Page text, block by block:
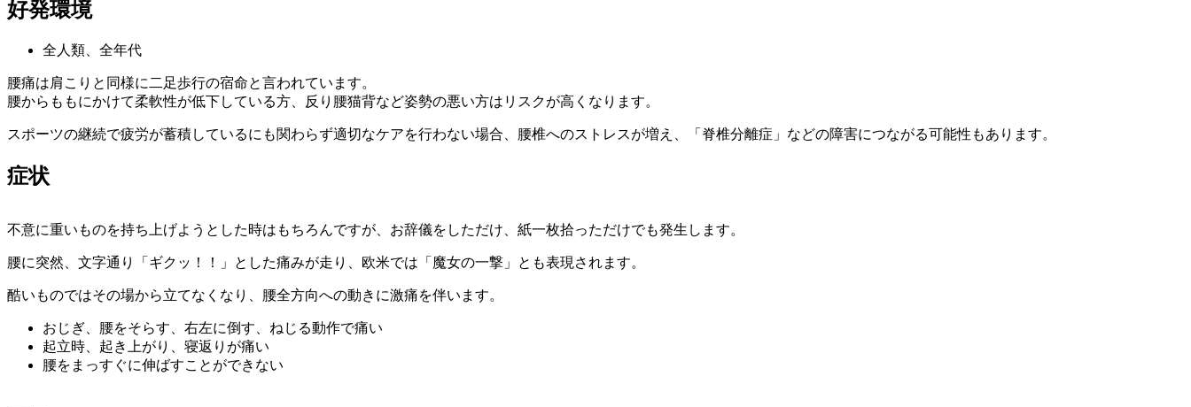
好発環境
全人類、全年代
腰痛は肩こりと同様に二足歩行の宿命と言われています。
腰からももにかけて柔軟性が低下している方、反り腰猫背など姿勢の悪い方はリスクが高くなります。
スポーツの継続で疲労が蓄積しているにも関わらず適切なケアを行わない場合、腰椎へのストレスが増え、「脊椎分離症」などの障害につながる可能性もあります。
症状
不意に重いものを持ち上げようとした時はもちろんですが、お辞儀をしただけ、紙一枚拾っただけでも発生します。
腰に突然、文字通り「ギクッ！！」とした痛みが走り、欧米では「魔女の一撃」とも表現されます。
酷いものではその場から立てなくなり、腰全方向への動きに激痛を伴います。
おじぎ、腰をそらす、右左に倒す、ねじる動作で痛い
起立時、起き上がり、寝返りが痛い
腰をまっすぐに伸ばすことができない